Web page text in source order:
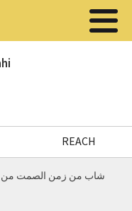
REACH
شاب من زمن الصمت من